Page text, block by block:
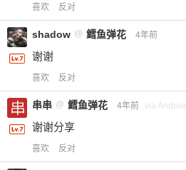
喜欢 反对
shadow @ 鳕鱼弹花 4年前
谢谢
喜欢 反对
串串 @ 鳕鱼弹花 4年前 via Android
谢谢分享
喜欢 反对